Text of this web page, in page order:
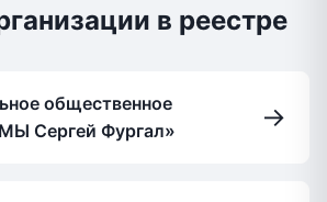
в реестре
общественное
Сергей Фургал»
→